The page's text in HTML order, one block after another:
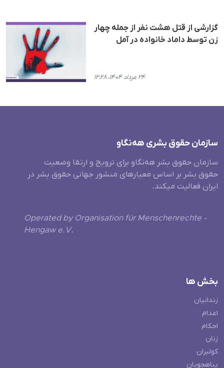
گزارشی از قتل هشت نفر از جملە چهار
زن توسط داماد خانوادە در آمل
۲۴ مرداد ۱۴۰۴، ۱۲:۲۸
سازمان حقوق بشری هەنگاو
سازمان حقوق بشر هه‌نگاو برای ترویج و ارتقا وضعیت
حقوق بشر بر اساس معیارهای منشور جهانی حقوق بشر در
ایران فعالیت میکند.
Operated by Organisation für Menschenrechte -
Hengaw e.V.
بخش ها
زندانیان
اعدام
احکام
زنان
کولبران
پناهجویان